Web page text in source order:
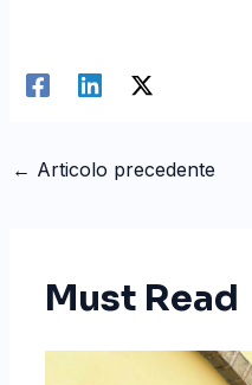
← Articolo precedente
Must Read